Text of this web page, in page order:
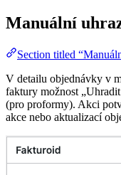
Manuální
Section titled
V detailu objednávky v
faktury možnost
(pro proformy). Akci
akce nebo aktualizací